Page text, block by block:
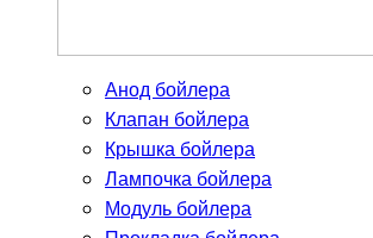
Анод бойлера
Клапан бойлера
Крышка бойлера
Лампочка бойлера
Модуль бойлера